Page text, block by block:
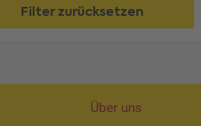
Filter zurücksetzen
Über uns